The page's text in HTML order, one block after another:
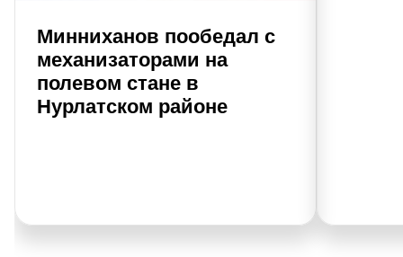
Минниханов пообедал с
механизаторами на
полевом стане в
Нурлатском районе